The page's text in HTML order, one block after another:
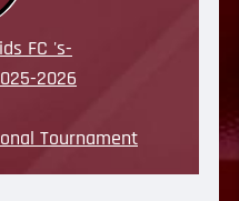
FC 's-
2026
Tournament